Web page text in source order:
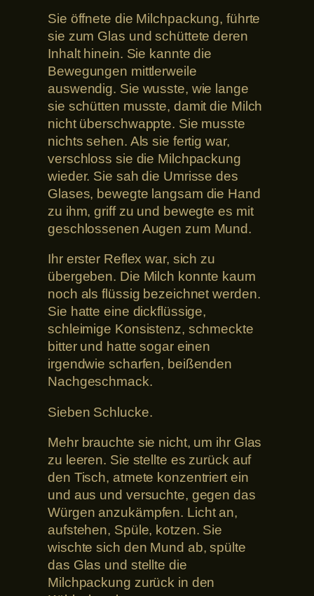
Sie öffnete die Milchpackung, führte
sie zum Glas und schüttete deren
Inhalt hinein. Sie kannte die
Bewegungen mittlerweile
auswendig. Sie wusste, wie lange
sie schütten musste, damit die Milch
nicht überschwappte. Sie musste
nichts sehen. Als sie fertig war,
verschloss sie die Milchpackung
wieder. Sie sah die Umrisse des
Glases, bewegte langsam die Hand
zu ihm, griff zu und bewegte es mit
geschlossenen Augen zum Mund.
Ihr erster Reflex war, sich zu
übergeben. Die Milch konnte kaum
noch als flüssig bezeichnet werden.
Sie hatte eine dickflüssige,
schleimige Konsistenz, schmeckte
bitter und hatte sogar einen
irgendwie scharfen, beißenden
Nachgeschmack.
Sieben Schlucke.
Mehr brauchte sie nicht, um ihr Glas
zu leeren. Sie stellte es zurück auf
den Tisch, atmete konzentriert ein
und aus und versuchte, gegen das
Würgen anzukämpfen. Licht an,
aufstehen, Spüle, kotzen. Sie
wischte sich den Mund ab, spülte
das Glas und stellte die
Milchpackung zurück in den